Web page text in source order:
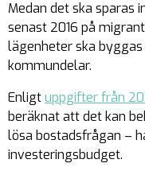
Medan det ska sparas
senast 2016 på
lägenheter ska
kommundelar.
Enligtuppgifter från
beräknat att det kan
lösa bostadsfrågan –
investeringsbudget.